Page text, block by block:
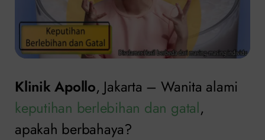
Klinik Apollo, Jakarta – Wanita alami
keputihan berlebihan dan gatal,
apakah berbahaya?